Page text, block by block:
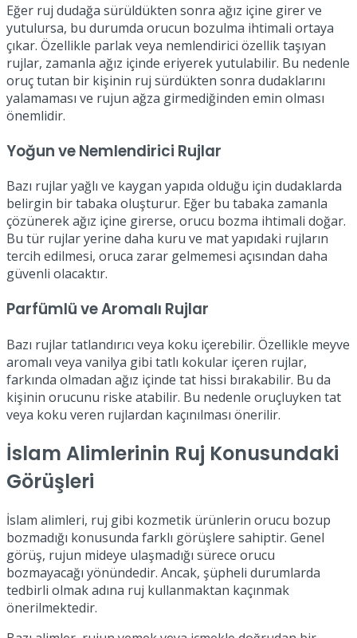
Eğer ruj dudağa sürüldükten sonra ağız içine girer ve
yutulursa, bu durumda orucun bozulma ihtimali ortaya
çıkar. Özellikle parlak veya nemlendirici özellik taşıyan
rujlar, zamanla ağız içinde eriyerek yutulabilir. Bu nedenle
oruç tutan bir kişinin ruj sürdükten sonra dudaklarını
yalamaması ve rujun ağza girmediğinden emin olması
önemlidir.
Yoğun ve Nemlendirici Rujlar
Bazı rujlar yağlı ve kaygan yapıda olduğu için dudaklarda
belirgin bir tabaka oluşturur. Eğer bu tabaka zamanla
çözünerek ağız içine girerse, orucu bozma ihtimali doğar.
Bu tür rujlar yerine daha kuru ve mat yapıdaki rujların
tercih edilmesi, oruca zarar gelmemesi açısından daha
güvenli olacaktır.
Parfümlü ve Aromalı Rujlar
Bazı rujlar tatlandırıcı veya koku içerebilir. Özellikle meyve
aromalı veya vanilya gibi tatlı kokular içeren rujlar,
farkında olmadan ağız içinde tat hissi bırakabilir. Bu da
kişinin orucunu riske atabilir. Bu nedenle oruçluyken tat
veya koku veren rujlardan kaçınılması önerilir.
İslam Alimlerinin Ruj Konusundaki
Görüşleri
İslam alimleri, ruj gibi kozmetik ürünlerin orucu bozup
bozmadığı konusunda farklı görüşlere sahiptir. Genel
görüş, rujun mideye ulaşmadığı sürece orucu
bozmayacağı yönündedir. Ancak, şüpheli durumlarda
tedbirli olmak adına ruj kullanmaktan kaçınmak
önerilmektedir.